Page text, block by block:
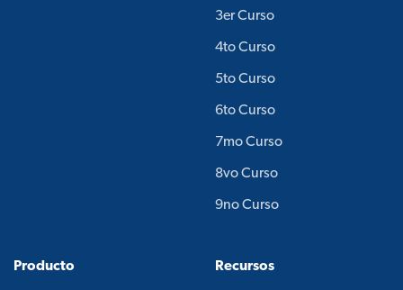
3er Curso
4to Curso
5to Curso
6to Curso
7mo Curso
8vo Curso
9no Curso
Producto Recursos